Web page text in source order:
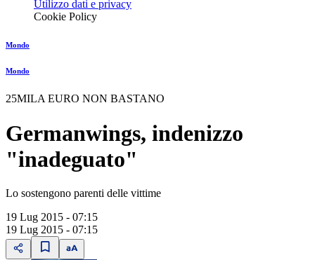
Utilizzo dati e privacy
Cookie Policy
Mondo
Mondo
25MILA EURO NON BASTANO
Germanwings, indenizzo
"inadeguato"
Lo sostengono parenti delle vittime
19 Lug 2015 - 07:15
19 Lug 2015 - 07:15